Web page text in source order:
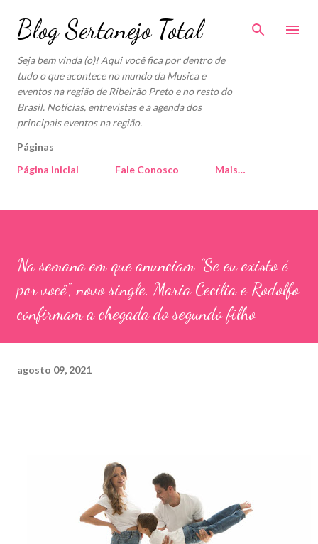
Pular para o conteúdo principal
Blog Sertanejo Total
Seja bem vinda (o)! Aqui você fica por dentro de
tudo o que acontece no mundo da Musica e
eventos na região de Ribeirão Preto e no resto do
Brasil. Notícias, entrevistas e a agenda dos
principais eventos na região.
Páginas
Página inicial
Fale Conosco Mais…
Na semana em que anunciam “Se eu existo é
por você”, novo single, Maria Cecília e Rodolfo
confirmam a chegada do segundo filho
agosto 09, 2021